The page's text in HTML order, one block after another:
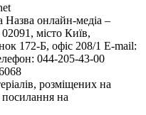
Назва онлайн-медіа –
місто Київ,
172-Б, офіс 208/1 E-mail:
044-205-43-00
розміщених на
посилання на